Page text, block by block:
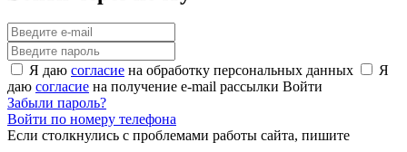
Я даю согласие на обработку персональных данных
Я
даю согласие на получение e-mail рассылки Войти
Забыли пароль?
Войти по номеру телефона
Если столкнулись с проблемами работы сайта, пишите